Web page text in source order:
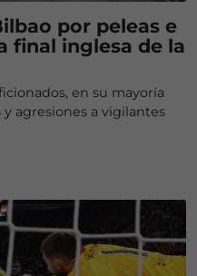
por peleas e
final inglesa de la
en su mayoría
agresiones a vigilantes